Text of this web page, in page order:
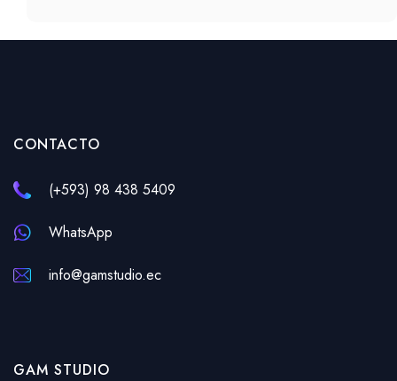
CONTACTO
(+593) 98 438 5409
WhatsApp
info@gamstudio.ec
GAM STUDIO